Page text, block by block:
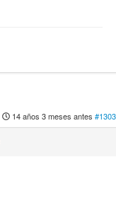
14 años 3 meses antes